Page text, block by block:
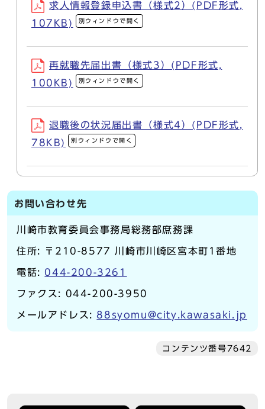
求人情報登録申込書（様式2）(PDF形式,
107KB)
別ウィンドウで開く
再就職先届出書（様式3）(PDF形式,
100KB)
別ウィンドウで開く
退職後の状況届出書（様式4）(PDF形式,
78KB)
別ウィンドウで開く
お問い合わせ先
川崎市教育委員会事務局総務部庶務課
住所: 〒210-8577 川崎市川崎区宮本町1番地
電話: 044-200-3261
ファクス: 044-200-3950
メールアドレス:88syomu@city.kawasaki.jp
コンテンツ番号7642